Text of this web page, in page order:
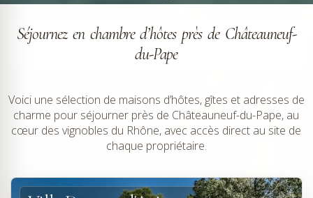
Séjournez en chambre d’hôtes près de Châteauneuf-
du-Pape
Voici une sélection de maisons d’hôtes, gîtes et adresses de
charme pour séjourner près de Châteauneuf-du-Pape, au
cœur des vignobles du Rhône, avec accès direct au site de
chaque propriétaire.